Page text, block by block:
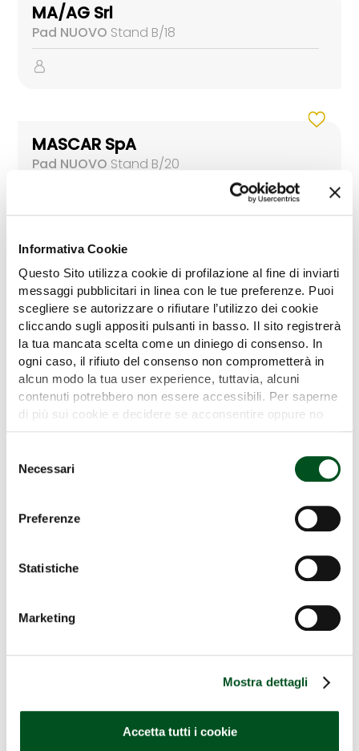
Informativa Cookie
Questo Sito utilizza cookie di profilazione al fine di inviarti
messaggi pubblicitari in linea con le tue preferenze. Puoi
scegliere se autorizzare o rifiutare l’utilizzo dei cookie
cliccando sugli appositi pulsanti in basso. Il sito registrerà
la tua mancata scelta come un diniego di consenso. In
ogni caso, il rifiuto del consenso non comprometterà in
alcun modo la tua user experience, tuttavia, alcuni
contenuti potrebbero non essere accessibili. Per saperne
di più sui cookie e decidere se acconsentire oppure no
delNecessari
Preferenze
Statistiche
Marketing
Mostra dettagli
Accetta tutti i cookie
MA/AG Srl
Pad NUOVO Stand B/18
MASCAR SpA
Pad NUOVO Stand B/20
MASCHIO GASPARDO SpA -
FERABOLI - MORO - UNIGREEN
Pad NUOVOStand B/15
Pad NUOVO
Pad AREA 47Stand D/8